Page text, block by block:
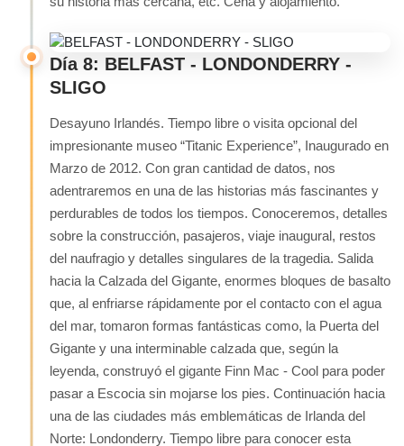
Día 8: BELFAST - LONDONDERRY -
SLIGO
Desayuno Irlandés. Tiempo libre o visita opcional del
impresionante museo “Titanic Experience”, Inaugurado en
Marzo de 2012. Con gran cantidad de datos, nos
adentraremos en una de las historias más fascinantes y
perdurables de todos los tiempos. Conoceremos, detalles
sobre la construcción, pasajeros, viaje inaugural, restos
del naufragio y detalles singulares de la tragedia. Salida
hacia la Calzada del Gigante, enormes bloques de basalto
que, al enfriarse rápidamente por el contacto con el agua
del mar, tomaron formas fantásticas como, la Puerta del
Gigante y una interminable calzada que, según la
leyenda, construyó el gigante Finn Mac - Cool para poder
pasar a Escocia sin mojarse los pies. Continuación hacia
una de las ciudades más emblemáticas de Irlanda del
Norte: Londonderry. Tiempo libre para conocer esta